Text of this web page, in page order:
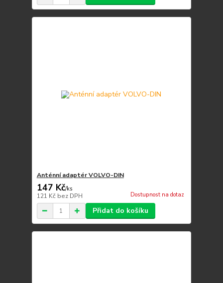
Anténní adaptér VOLVO-DIN
147 Kč/ks
121 Kč bez DPH Dostupnost na dotaz
Přidat do košíku